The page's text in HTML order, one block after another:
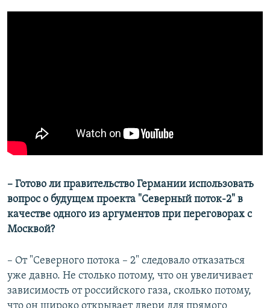
– Готово ли правительство Германии использовать
вопрос о будущем проекта "Северный поток-2" в
качестве одного из аргументов при переговорах с
Москвой?
– От "Северного потока – 2" следовало отказаться
уже давно. Не столько потому, что он увеличивает
зависимость от российского газа, сколько потому,